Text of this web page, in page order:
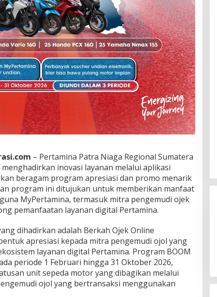
– Pertamina Patra Niaga Regional Sumatera
inovasi layanan melalui aplikasi
beragam program apresiasi dan promo menarik
program ini ditujukan untuk memberikan manfaat
MyPertamina, termasuk mitra pengemudi ojek
pemanfaatan layanan digital Pertamina.
dihadirkan adalah Berkah Ojek Online
apresiasi kepada mitra pengemudi ojol yang
layanan digital Pertamina. Program BOOM
periode 1 Februari hingga 31 Oktober 2026,
unit sepeda motor yang dibagikan melalui
ojol yang bertransaksi menggunakan